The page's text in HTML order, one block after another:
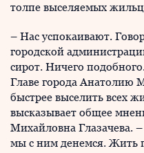
толпе выселяемых
– Нас успокаивают.
городской
сирот. Ничего
Главе города Анатолию
быстрее выселить всех
высказывает общее
Михайловна Глазачева.
мы с ним денемся. Жить